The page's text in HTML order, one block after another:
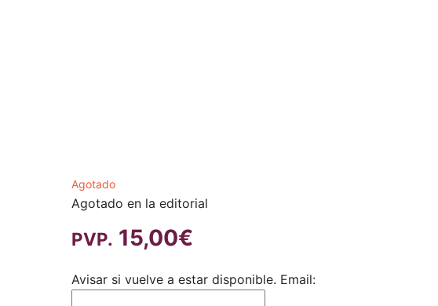
Agotado
Agotado en la editorial
PVP. 15,00€
Avisar si vuelve a estar disponible. Email: